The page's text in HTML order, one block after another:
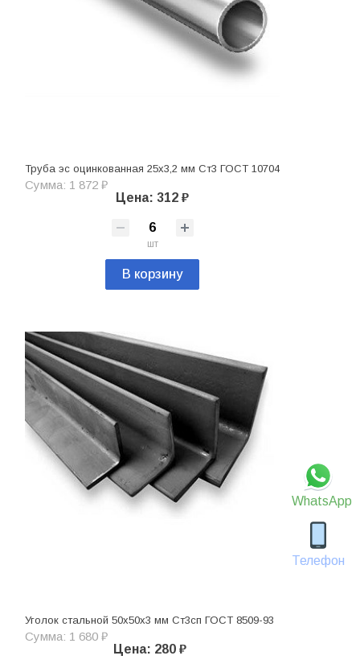
WhatsApp
Телефон
Труба эс оцинкованная 25х3,2 мм Ст3 ГОСТ 10704
Сумма: 1 872 ₽
Цена: 312 ₽
шт
В корзину
Уголок стальной 50х50х3 мм Ст3сп ГОСТ 8509-93
Сумма: 1 680 ₽
Цена: 280 ₽